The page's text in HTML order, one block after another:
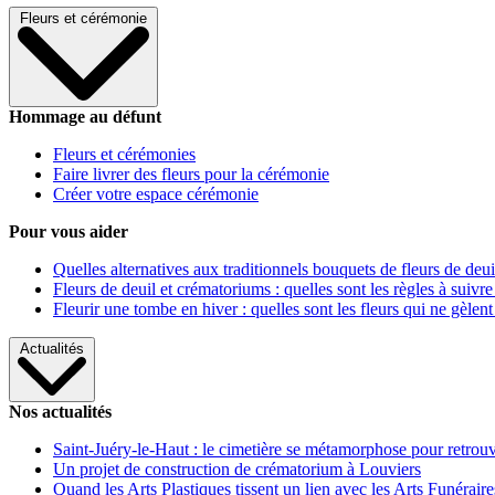
Fleurs et cérémonie
Hommage au défunt
Fleurs et cérémonies
Faire livrer des fleurs pour la cérémonie
Créer votre espace cérémonie
Pour vous aider
Quelles alternatives aux traditionnels bouquets de fleurs de
Fleurs de deuil et crématoriums : quelles sont les règles à
Fleurir une tombe en hiver : quelles sont les fleurs qui ne gèlent
Actualités
Nos actualités
Saint-Juéry-le-Haut : le cimetière se métamorphose pour
Un projet de construction de crématorium à Louviers
Quand les Arts Plastiques tissent un lien avec les Arts